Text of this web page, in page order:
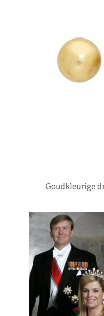
Goudkleurige